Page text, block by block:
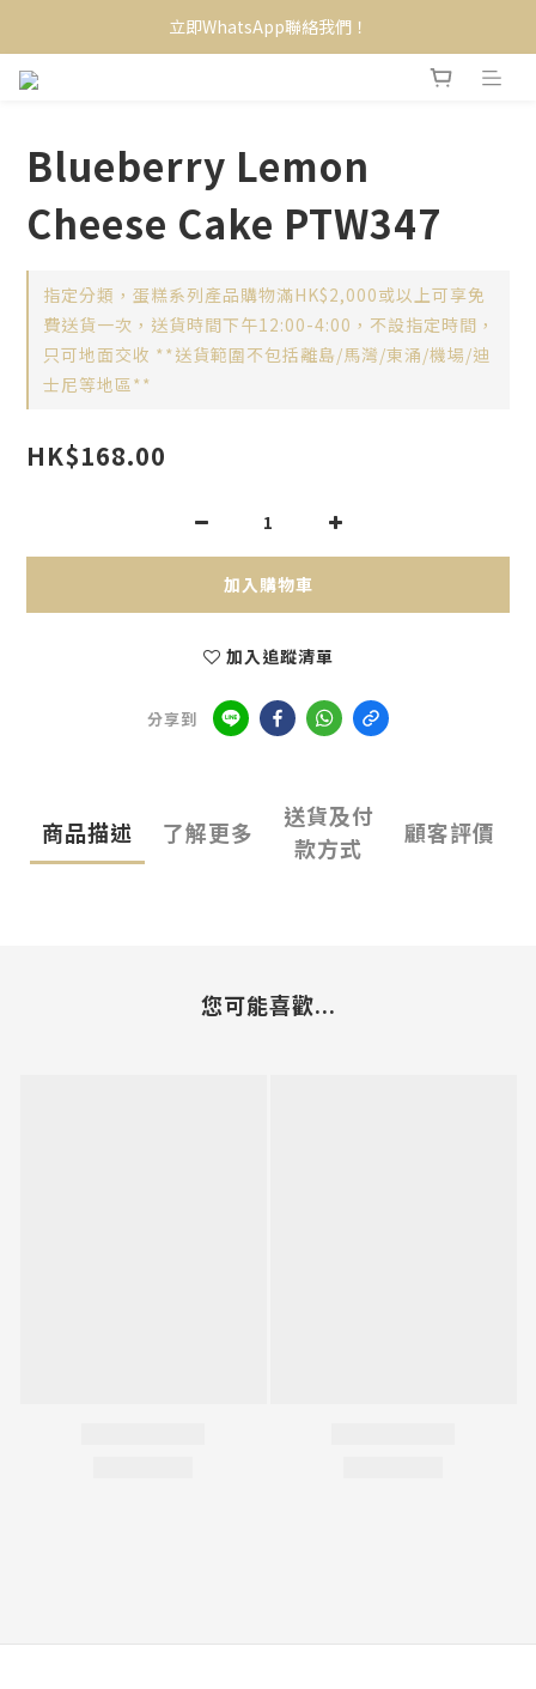
立即WhatsApp聯絡我們！
Blueberry Lemon
Cheese Cake PTW347
指定分類，蛋糕系列產品購物滿HK$2,000或以上可享免
費送貨一次，送貨時間下午12:00-4:00，不設指定時間，
只可地面交收 **送貨範圍不包括離島/馬灣/東涌/機場/迪
士尼等地區**
HK$168.00
加入購物車
加入追蹤清單
分享到
商品描述 了解更多
送貨及付
款方式
顧客評價
您可能喜歡...